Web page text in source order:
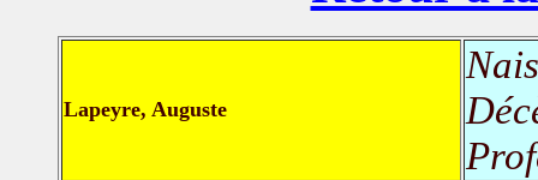
Lapeyre, Auguste